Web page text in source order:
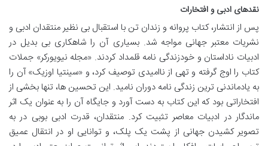
نقدهای ادبی و افتخارات
پس از انتشار، کتاب پروانه و زندان تن با استقبال بی نظیر منتقدان ادبی و
نشریات معتبر جهانی مواجه شد. بسیاری آن را شاهکاری بی بدیل در
ادبیات ناداستان و خودزندگی نامه قلمداد کردند. «مجله نیویورکر» جملات
کتاب را اوج گرفته و تهی از ناامیدی توصیف کرد، و «سینتیا اوزیک» آن را
به یادماندنی ترین زندگی نامه دوران نامید. این تحسین ها، تنها بخشی از
افتخاراتی بود که این کتاب به دست آورد و جایگاه آن را به عنوان یک اثر
ماندگار در ادبیات معاصر تثبیت کرد. منتقدان، قدرت ادبی بوبی در به
تصویر کشیدن جهانی از پشت یک پلک، و توانایی او در انتقال عمیق